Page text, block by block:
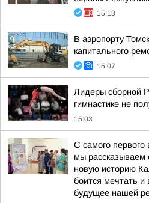
15:13
В аэропорту
капитального
15:07
Лидеры сборной
гимнастике не
15:03
С самого
мы рассказываем
новую историю
боится мечтать и
будущее нашей